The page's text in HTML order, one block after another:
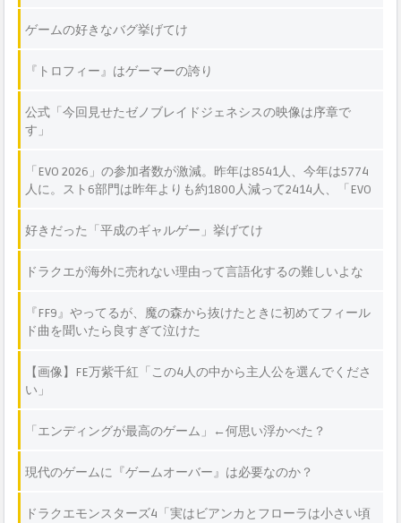
ゲームの好きなバグ挙げてけ
『トロフィー』はゲーマーの誇り
公式「今回見せたゼノブレイドジェネシスの映像は序章で
す」
「EVO 2026」の参加者数が激減。昨年は8541人、今年は5774
人に。スト6部門は昨年よりも約1800人減って2414人、「EVO
好きだった「平成のギャルゲー」挙げてけ
ドラクエが海外に売れない理由って言語化するの難しいよな
『FF9』やってるが、魔の森から抜けたときに初めてフィール
ド曲を聞いたら良すぎて泣けた
【画像】FE万紫千紅「この4人の中から主人公を選んでくださ
い」
「エンディングが最高のゲーム」←何思い浮かべた？
現代のゲームに『ゲームオーバー』は必要なのか？
ドラクエモンスターズ4「実はビアンカとフローラは小さい頃